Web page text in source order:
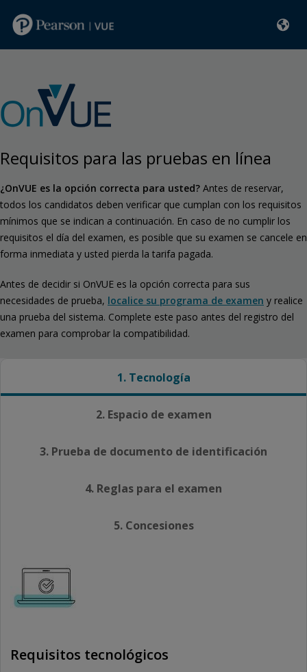
Requisitos para las pruebas en línea
¿OnVUE es la opción correcta para usted? Antes de reservar,
todos los candidatos deben verificar que cumplan con los requisitos
mínimos que se indican a continuación. En caso de no cumplir los
requisitos el día del examen, es posible que su examen se cancele en
forma inmediata y usted pierda la tarifa pagada.
Antes de decidir si OnVUE es la opción correcta para sus
necesidades de prueba, localice su programa de examen y realice
una prueba del sistema. Complete este paso antes del registro del
examen para comprobar la compatibilidad.
1. Tecnología
2. Espacio de examen
3. Prueba de documento de identificación
4. Reglas para el examen
5. Concesiones
Requisitos tecnológicos